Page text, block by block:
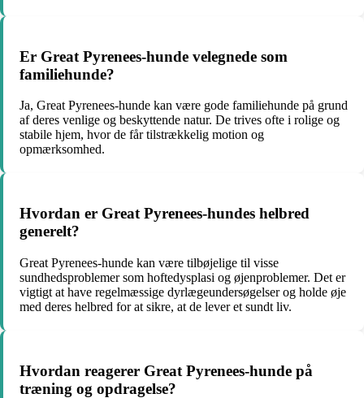
Er Great Pyrenees-hunde velegnede som
familiehunde?
Ja, Great Pyrenees-hunde kan være gode familiehunde på grund
af deres venlige og beskyttende natur. De trives ofte i rolige og
stabile hjem, hvor de får tilstrækkelig motion og
opmærksomhed.
Hvordan er Great Pyrenees-hundes helbred
generelt?
Great Pyrenees-hunde kan være tilbøjelige til visse
sundhedsproblemer som hoftedysplasi og øjenproblemer. Det er
vigtigt at have regelmæssige dyrlægeundersøgelser og holde øje
med deres helbred for at sikre, at de lever et sundt liv.
Hvordan reagerer Great Pyrenees-hunde på
træning og opdragelse?